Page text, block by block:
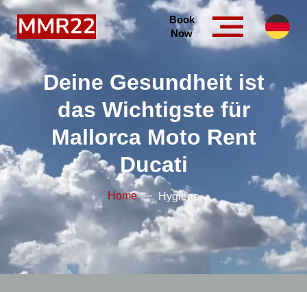
Book
Now
Deine Gesundheit ist
das Wichtigste für
Mallorca Moto Rent
Ducati
Home Hygiene